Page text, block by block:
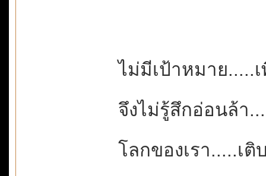
ไม่มีเป้าหมาย.....
จึงไม่รู้สึกอ่อนล้า
โลกของเรา.....เ